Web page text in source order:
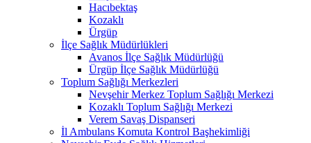
Hacıbektaş
Kozaklı
Ürgüp
İlçe Sağlık Müdürlükleri
Avanos İlçe Sağlık Müdürlüğü
Ürgüp İlçe Sağlık Müdürlüğü
Toplum Sağlığı Merkezleri
Nevşehir Merkez Toplum Sağlığı Merkezi
Kozaklı Toplum Sağlığı Merkezi
Verem Savaş Dispanseri
İl Ambulans Komuta Kontrol Başhekimliği